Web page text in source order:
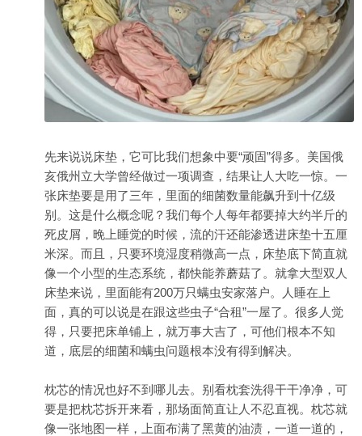
先来说说床垫，它可比我们想象中要“顽固”得多。美国俄
亥俄州立大学曾经做过一项调查，结果让人大吃一惊。一
张床垫要是用了三年，里面的细菌数量能飙升到十亿级
别。这是什么概念呢？我们每个人每年都要掉大约半斤的
死皮屑，晚上睡觉的时候，流的汗还能渗透进床垫十五厘
米深。而且，只要环境湿度稍微高一点，床垫底下简直就
像一个小型的生态系统，都快能养蘑菇了。就拿大型双人
床垫来说，里面能有200万只螨虫安家落户。人睡在上
面，真的可以说是在跟这些虫子“合租”一屋了。很多人觉
得，只要把床单铺上，就万事大吉了，可他们根本不知
道，底层的细菌和螨虫问题根本没有得到解决。
枕芯的情况也好不到哪儿去。别看枕套洗得干干净净，可
要是把枕芯拆开来看，那场面简直让人不忍直视。枕芯就
像一张地图一样，上面布满了黑黄的油渍，一道一道的，